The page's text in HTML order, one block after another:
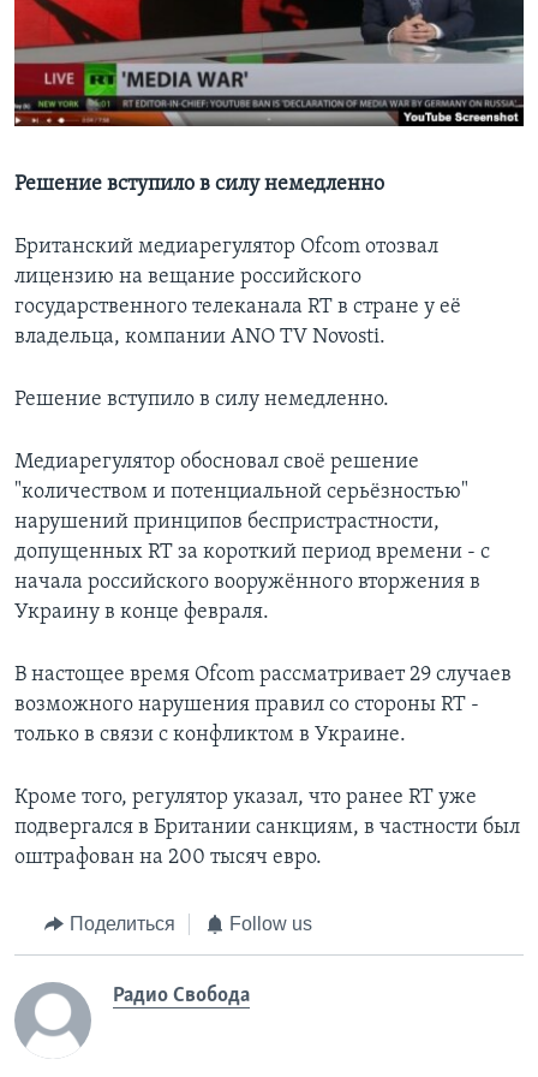
Learning English
СОЦИАЛЬНЫЕ СЕТИ
Решение вступило в силу немедленно
Британский медиарегулятор Ofcom отозвал
лицензию на вещание российского
государственного телеканала RT в стране у её
владельца, компании ANO TV Novosti.
Решение вступило в силу немедленно.
Медиарегулятор обосновал своё решение
"количеством и потенциальной серьёзностью"
нарушений принципов беспристрастности,
допущенных RT за короткий период времени - с
начала российского вооружённого вторжения в
Украину в конце февраля.
В настощее время Ofcom рассматривает 29 случаев
возможного нарушения правил со стороны RT -
только в связи с конфликтом в Украине.
Кроме того, регулятор указал, что ранее RT уже
подвергался в Британии санкциям, в частности был
оштрафован на 200 тысяч евро.
Поделиться Follow us
Радио Свобода